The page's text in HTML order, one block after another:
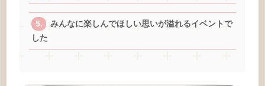
みんなに楽しんでほしい思いが溢れるイベントで
した